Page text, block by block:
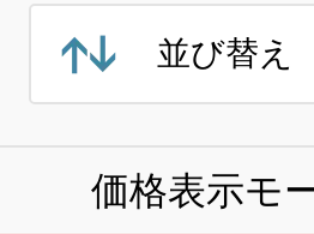
並び替え
価格表示モ